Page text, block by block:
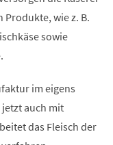
wie z. B.
sowie
im eigens
auch mit
das Fleisch der